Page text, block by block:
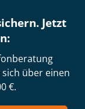
Jetzt
über einen
€.